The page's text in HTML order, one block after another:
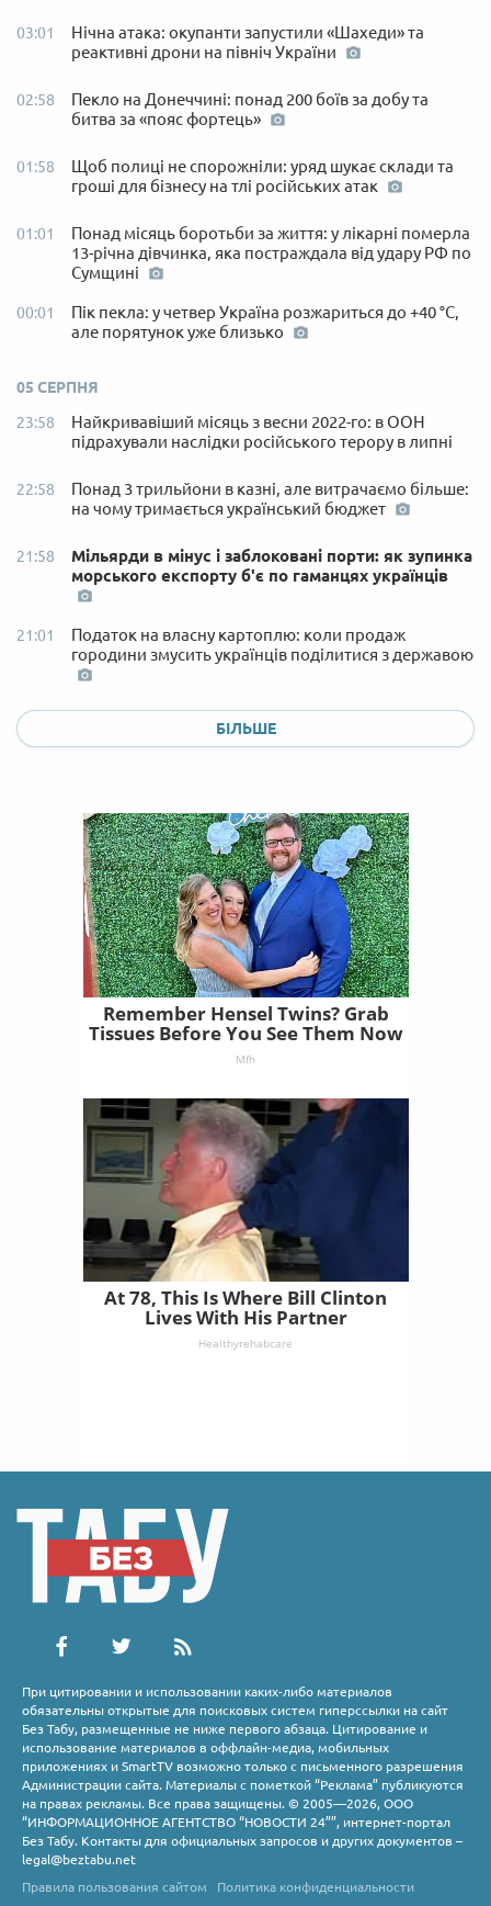
03:01
Нічна атака: окупанти запустили «Шахеди» та
реактивні дрони на північ України
02:58
Пекло на Донеччині: понад 200 боїв за добу та
битва за «пояс фортець»
01:58
Щоб полиці не спорожніли: уряд шукає склади та
гроші для бізнесу на тлі російських атак
01:01
Понад місяць боротьби за життя: у лікарні померла
13-річна дівчинка, яка постраждала від удару РФ по
Сумщині
00:01
Пік пекла: у четвер Україна розжариться до +40 °C,
але порятунок уже близько
05 СЕРПНЯ
23:58
Найкривавіший місяць з весни 2022-го: в ООН
підрахували наслідки російського терору в липні
22:58
Понад 3 трильйони в казні, але витрачаємо більше:
на чому тримається український бюджет
21:58
Мільярди в мінус і заблоковані порти: як зупинка
морського експорту б'є по гаманцях українців
21:01
Податок на власну картоплю: коли продаж
городини змусить українців поділитися з державою
БІЛЬШЕ
Remember Hensel Twins? Grab
Tissues Before You See Them Now
Mfh
At 78, This Is Where Bill Clinton
Lives With His Partner
Healthyrehabcare
При цитировании и использовании каких-либо материалов
обязательны открытые для поисковых систем гиперссылки на сайт
Без Табу, размещенные не ниже первого абзаца. Цитирование и
использование материалов в оффлайн-медиа, мобильных
приложениях и SmartTV возможно только с письменного разрешения
Администрации сайта. Материалы с пометкой “Реклама” публикуются
на правах рекламы. Все права защищены. © 2005—2026, ООО
“ИНФОРМАЦИОННОЕ АГЕНТСТВО “НОВОСТИ 24””, интернет-портал
Без Табу. Контакты для официальных запросов и других документов –
legal@beztabu.net
Правила пользования сайтом
Политика конфиденциальности